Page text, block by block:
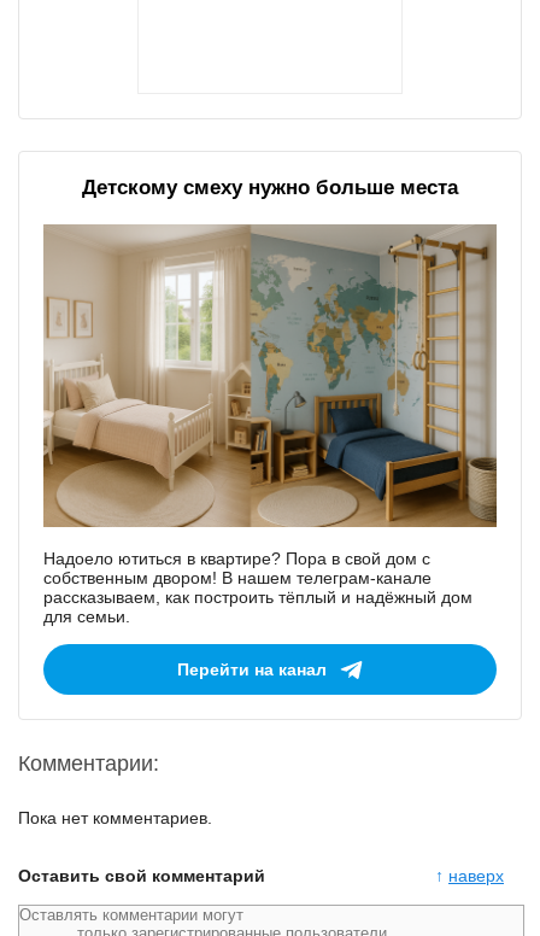
Детскому смеху нужно больше места
Надоело ютиться в квартире? Пора в свой дом с
собственным двором! В нашем телеграм-канале
рассказываем, как построить тёплый и надёжный дом
для семьи.
Перейти на канал
Комментарии:
Пока нет комментариев.
↑ наверх
Оставить свой комментарий